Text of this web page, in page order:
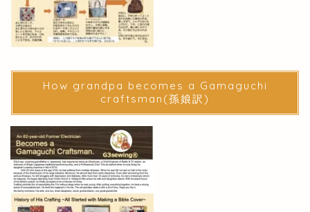
How grandpa becomes a Gamaguchi
craftsman(孫娘訳)